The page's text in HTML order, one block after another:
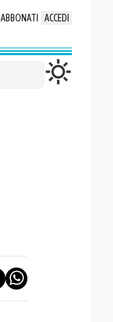
ABBONATI ACCEDI